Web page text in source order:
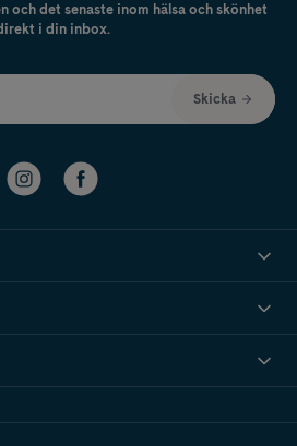
och det senaste inom hälsa och skönhet
i din inbox.
Skicka